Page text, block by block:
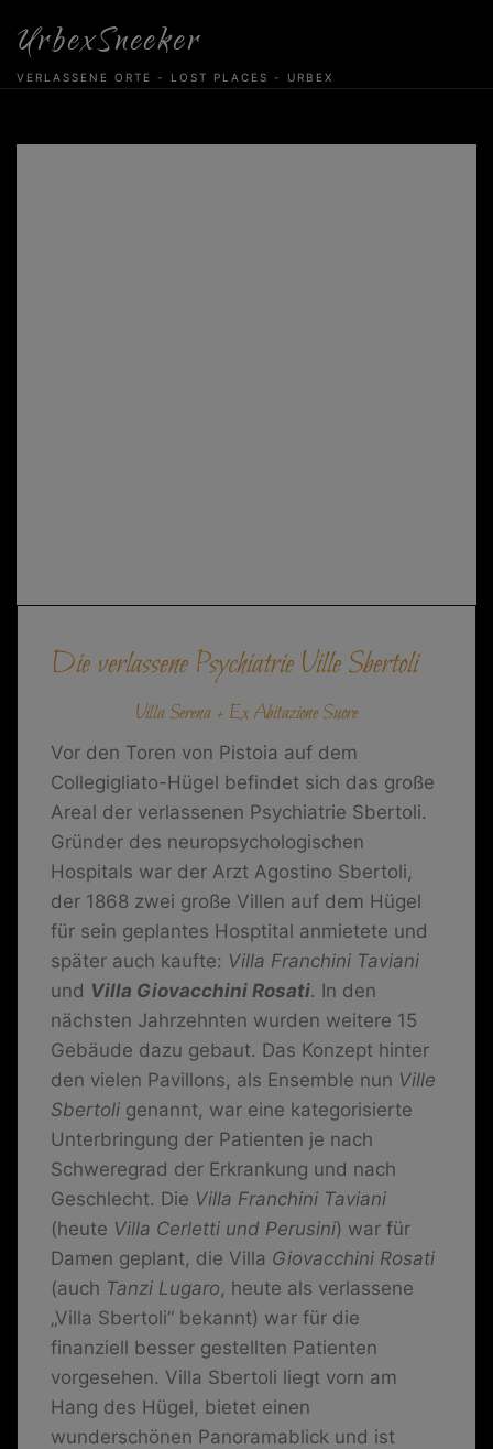
content
UrbexSneeker
VERLASSENE ORTE - LOST PLACES - URBEX
Die verlassene Psychiatrie Ville Sbertoli
Villa Serena + Ex Abitazione Suore
Vor den Toren von Pistoia auf dem
Collegigliato-Hügel befindet sich das große
Areal der verlassenen Psychiatrie Sbertoli.
Gründer des neuropsychologischen
Hospitals war der Arzt Agostino Sbertoli,
der 1868 zwei große Villen auf dem Hügel
für sein geplantes Hosptital anmietete und
später auch kaufte: Villa Franchini Taviani
und Villa Giovacchini Rosati. In den
nächsten Jahrzehnten wurden weitere 15
Gebäude dazu gebaut. Das Konzept hinter
den vielen Pavillons, als Ensemble nun Ville
Sbertoli genannt, war eine kategorisierte
Unterbringung der Patienten je nach
Schweregrad der Erkrankung und nach
Geschlecht. Die Villa Franchini Taviani
(heute Villa Cerletti und Perusini) war für
Damen geplant, die Villa Giovacchini Rosati
(auch Tanzi Lugaro, heute als verlassene
„Villa Sbertoli“ bekannt) war für die
finanziell besser gestellten Patienten
vorgesehen. Villa Sbertoli liegt vorn am
Hang des Hügel, bietet einen
wunderschönen Panoramablick und ist